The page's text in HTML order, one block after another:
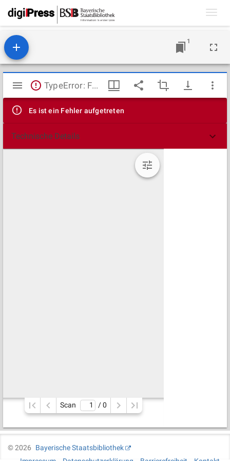
1
Mirador
Viewer
TypeError: Failed to fetch
Es ist ein Fehler aufgetreten
Technische Details
Scan / 0
©2026
Bayerische Staatsbibliothek